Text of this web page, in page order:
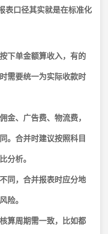
表口径其实就是在标准化
下单金额算收入，有的
需要统一为实际收款时
金、广告费、物流费，
。合并时建议按照科目
分析。
同，合并报表时应分地
险。
算周期需一致，比如都